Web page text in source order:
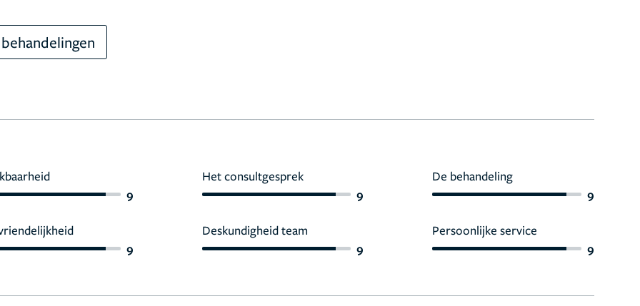
9
9
Het consultgesprek
9
Deskundigheid team
9
De behandeling
9
Persoonlijke service
9